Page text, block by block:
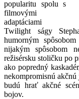
popularitu spolu s
filmovými
adaptáciami
Twilight ságy
humorným
nijakým spôsobom
režisérsku stoličku po
ako popredný
nekompromisnú
budú hrať akčné
bojov.